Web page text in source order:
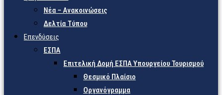
Νέα – Ανακοινώσεις
Δελτία Τύπου
Επενδύσεις
ΕΣΠΑ
Επιτελική Δομή ΕΣΠΑ Υπουργείου Τουρισμού
Θεσμικό Πλαίσιο
Οργανόγραμμα